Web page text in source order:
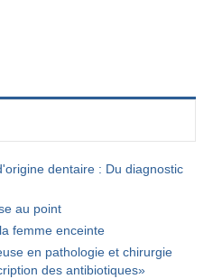
dentaire : Du diagnostic
au point
femme enceinte
en pathologie et chirurgie
des antibiotiques»